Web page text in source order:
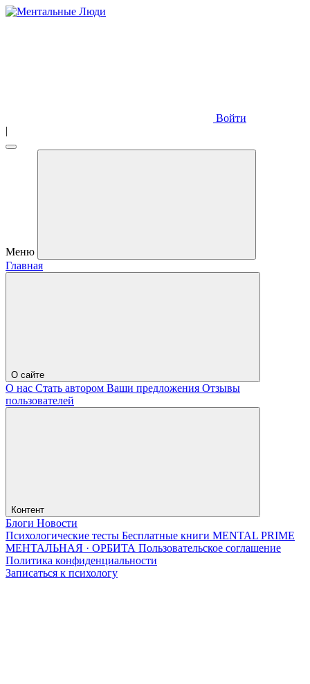
Войти
|
Меню
Главная
О сайте
О нас Стать автором Ваши предложения Отзывы
пользователей
Контент
Блоги Новости
Психологические тесты Бесплатные книги MENTAL PRIME
МЕНТАЛЬНАЯ · ОРБИТА Пользовательское соглашение
Политика конфиденциальности
Записаться к психологу